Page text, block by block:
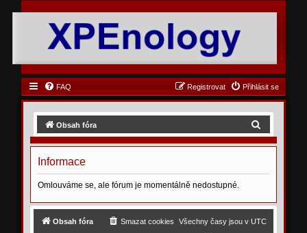
FAQ Přihlásit se
Registrovat
Obsah fóra
d
t
Informace
Omlouváme se, ale fórum je momentálně nedostupné.
Obsah fóra Všechny časy jsou v UTC
Smazat cookies